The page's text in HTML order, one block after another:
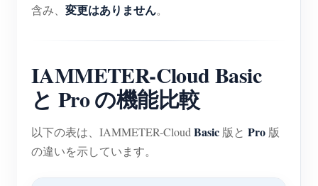
含み、 変更はありません。
IAMMETER-Cloud Basic
と Pro の機能比較
以下の表は、IAMMETER-CloudBasic 版と Pro 版
の違いを示しています。